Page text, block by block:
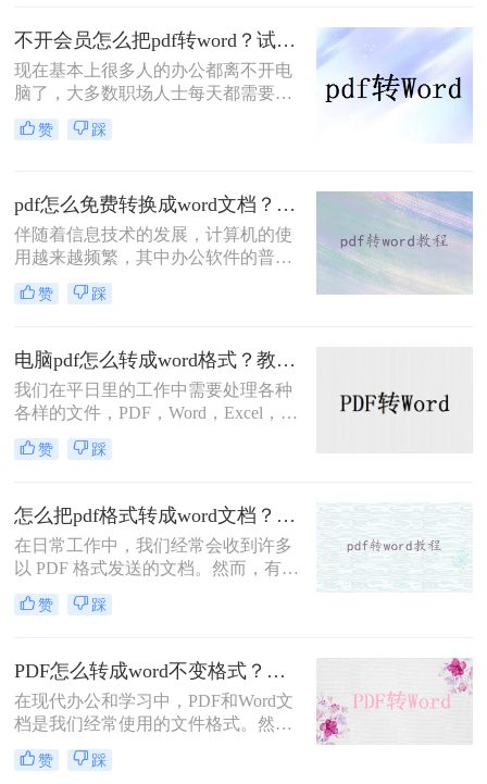
所以这里给大家推荐几个好用的PDF
转换方法。
不开会员怎么把pdf转word？试试这二个方法！
现在基本上很多人的办公都离不开电
脑了，大多数职场人士每天都需要处
理各种各样的办公文件，而文件的格
式转换也是经常遇到的，如果你还不
家一起聊一聊不开会员怎么把pdf转
word？下面一起看看吧。
赞 踩
pdf怎么免费转换成word文档？亲测好用的方法分享！
伴随着信息技术的发展，计算机的使
用越来越频繁，其中办公软件的普及
也使大家的工作效率越来越高，对于
很多人来说，电脑已经成为生活的一
练，相应的操作要求也越来越高，其
中还有 PDF文件格式转换，想要将
pdf转换成word文档，这个问题把握好
了，可以让工作更快捷，对于这种pdf
转word之后怎么编辑，下面一看看pdf
怎么免费转换成word文档吧。
赞 踩
电脑pdf怎么转成word格式？教你二个免费方法！
我们在平日里的工作中需要处理各种
各样的文件，PDF，Word，Excel，
PPT多多少少都有用到，各种的工作
内容需要用到不同的工具，在一些的
式，很多初入职场的小伙伴不清楚电
脑pdf怎么转成word格式，那么小编下
面就来分享二个免费转换方法，一起
来看看吧。
赞 踩
怎么把pdf格式转成word文档？你可以试着这样转换~
在日常工作中，我们经常会收到许多
以 PDF 格式发送的文档。然而，有时
候我们需要编辑 PDF 文件中的内容，
而 PDF 文件并不是一个易于编辑的格
成 Word 文档是非常必要的。转换
PDF 文件成 Word 文档的方法有很
多，以下是怎么把pdf格式转成word文
档方法。
赞 踩
PDF怎么转成word不变格式？手把手教你转换！
在现代办公和学习中，PDF和Word文
档是我们经常使用的文件格式。然
而，有时我们需要将PDF文件转换成
Word文档以方便编辑和修改。随着技
赞 踩